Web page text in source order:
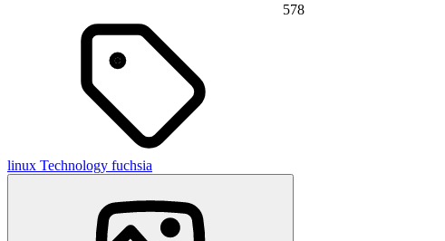
578
linux Technology fuchsia